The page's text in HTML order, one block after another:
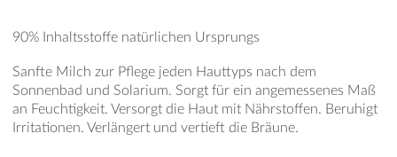
90% Inhaltsstoffe natürlichen Ursprungs
Sanfte Milch zur Pflege jeden Hauttyps nach dem
Sonnenbad und Solarium. Sorgt für ein angemessenes Maß
an Feuchtigkeit. Versorgt die Haut mit Nährstoffen. Beruhigt
Irritationen. Verlängert und vertieft die Bräune.